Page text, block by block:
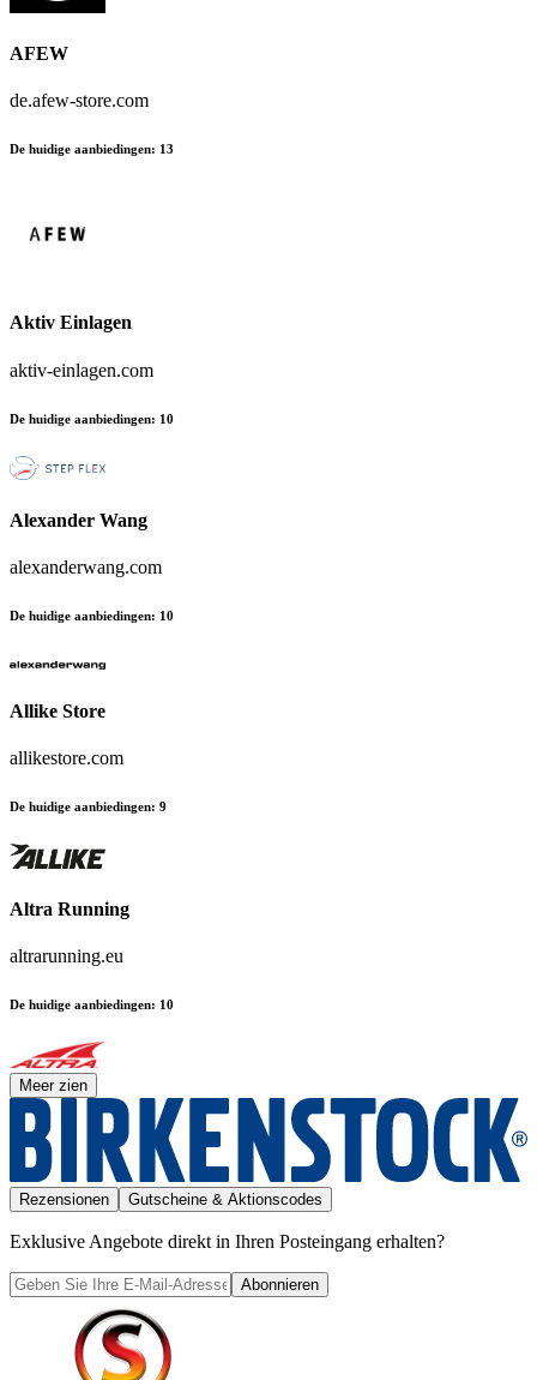
AFEW
de.afew-store.com
De huidige aanbiedingen: 13
Aktiv Einlagen
aktiv-einlagen.com
De huidige aanbiedingen: 10
Alexander Wang
alexanderwang.com
De huidige aanbiedingen: 10
Allike Store
allikestore.com
De huidige aanbiedingen: 9
Altra Running
altrarunning.eu
De huidige aanbiedingen: 10
Meer zien
Rezensionen Gutscheine & Aktionscodes
Exklusive Angebote direkt in Ihren Posteingang erhalten?
Abonnieren